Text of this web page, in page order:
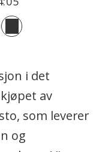
i det
av
som leverer
og